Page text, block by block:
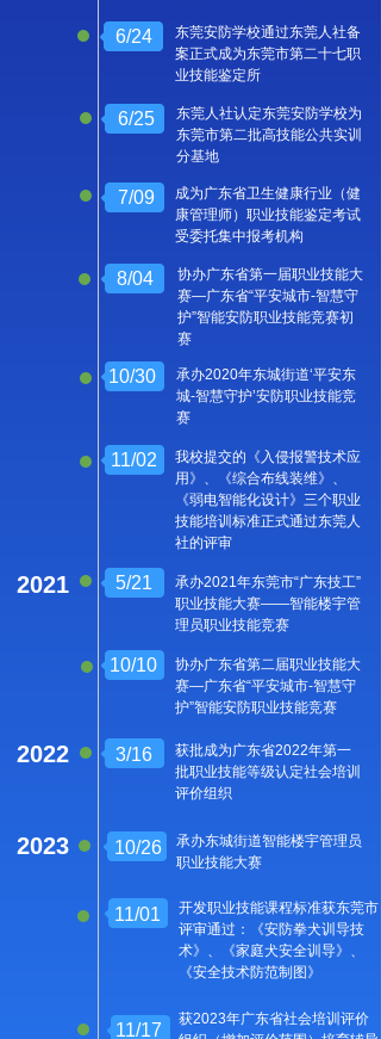
承办东城街道智能楼宇管理员
职业技能大赛
5/21
协办广东省第二届职业技能大
赛—广东省“平安城市-智慧守
护”智能安防职业技能竞赛
我校提交的《入侵报警技术应
用》、《综合布线装维》、
《弱电智能化设计》三个职业
技能培训标准正式通过东莞人
社的评审
11/17
10/30
承办2020年东城街道‘平安东
城-智慧守护’安防职业技能竞
赛
11/02
协办广东省第一届职业技能大
赛—广东省“平安城市-智慧守
护”智能安防职业技能竞赛初
赛
8/04
成为广东省卫生健康行业（健
康管理师）职业技能鉴定考试
受委托集中报考机构
7/09
东莞人社认定东莞安防学校为
东莞市第二批高技能公共实训
分基地
6/25
6/24
东莞安防学校通过东莞人社备
案正式成为东莞市第二十七职
业技能鉴定所
3/16
10/10
2023
获批成为广东省2022年第一
批职业技能等级认定社会培训
评价组织
承办2021年东莞市“广东技工”
职业技能大赛——智能楼宇管
理员职业技能竞赛
2022
2021
11/01
开发职业技能课程标准获东莞市
评审通过：《安防拳犬训导技
术》、《家庭犬安全训导》、
《安全技术防范制图》
10/26
10/26
10/26
10/19
职业技能大赛
获批成为广东省2022年第一
批职业技能等级认定社会培训
获2023年广东省社会培训评
获2023年广东省社会培训评价
获2023年广东省社会培训评价组